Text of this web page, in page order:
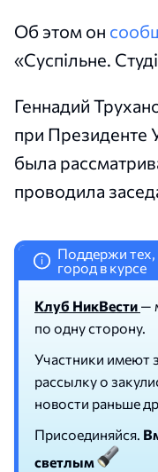
Об этом он
«Суспільне.
Геннадий
при Президенте
была
проводила
i
Поддержи
город в курсе
Клуб НикВести —
по одну сторону.
Участники имеют
рассылку о
новости раньше
Присоединяйся.
светлым